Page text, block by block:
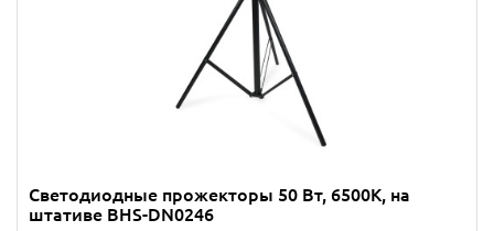
Светодиодные прожекторы 50 Вт, 6500K, на
штативе BHS-DN0246